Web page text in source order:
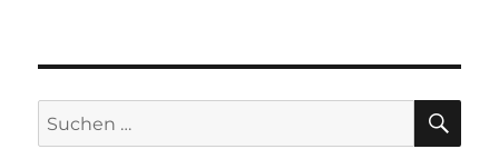
Suchen
nach: